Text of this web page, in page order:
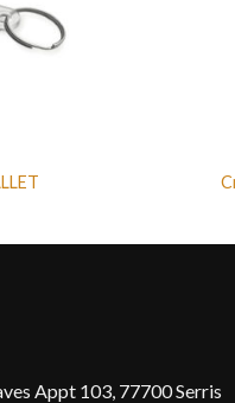
Appt 103, 77700 Serris